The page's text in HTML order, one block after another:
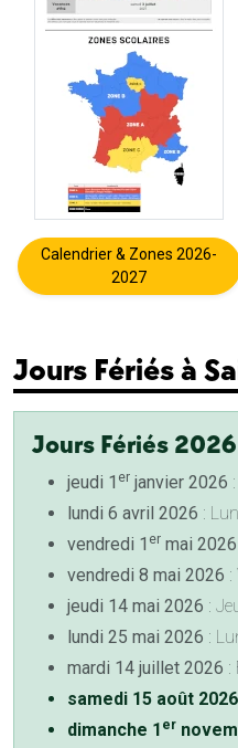
Calendrier & Zones 2026-
2027
Jours Fériés à
Jours Fériés 2026
jeudi 1 er janvier 2026
lundi 6 avril 2026 :
vendredi 1 er mai 2026
vendredi 8 mai 2026 :
jeudi 14 mai 2026 :
lundi 25 mai 2026 :
mardi 14 juillet 2026 :
samedi 15 août 2026
dimanche 1 er